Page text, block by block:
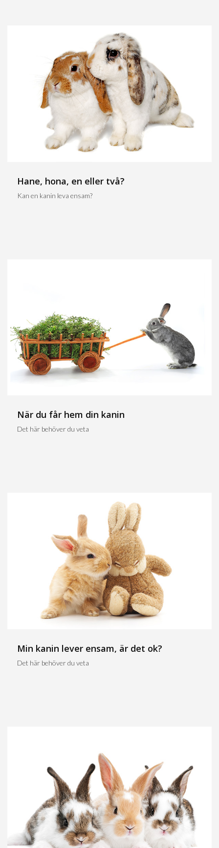
Hane, hona, en eller två?
Kan en kanin leva ensam?
När du får hem din kanin
Det här behöver du veta
Min kanin lever ensam, är det ok?
Det här behöver du veta